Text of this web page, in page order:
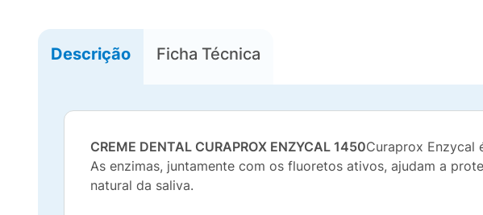
Descrição Ficha Técnica
CREME DENTAL CURAPROX ENZYCAL 1450Curaprox Enzycal
As enzimas, juntamente com os fluoretos ativos, ajudam a
natural da saliva.